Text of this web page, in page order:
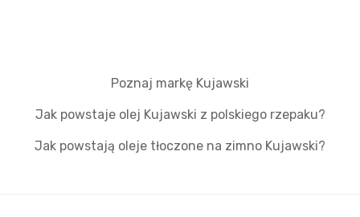
Poznaj markę Kujawski
Jak powstaje olej Kujawski z polskiego rzepaku?
Jak powstają oleje tłoczone na zimno Kujawski?